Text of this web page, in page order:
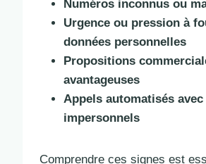
Numéros inconnus ou
Urgence ou pression à
données personnelles
Propositions
avantageuses
Appels automatisés avec
impersonnels
Comprendre ces signes est